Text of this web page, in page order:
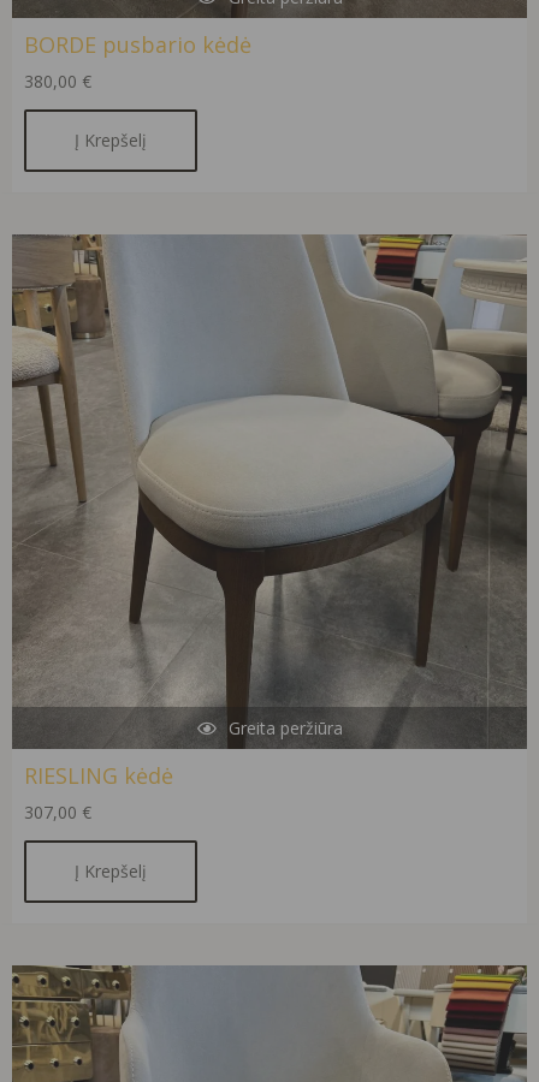
BORDE pusbario kėdė
380,00 €
Į Krepšelį
Greita peržiūra
RIESLING kėdė
307,00 €
Į Krepšelį